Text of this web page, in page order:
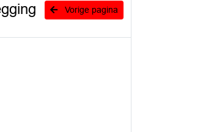
Vorige pagina